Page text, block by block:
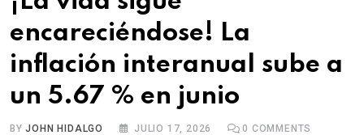
encareciéndose! La
inflación interanual sube a
un 5.67 % en junio
BYJOHN HIDALGO JULIO 17, 2026 0 COMMENTS